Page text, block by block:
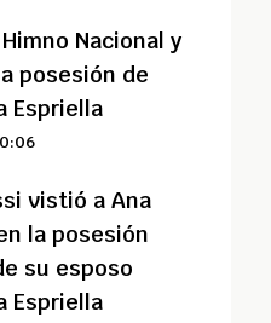
Nacional y
posesión de
Espriella
vistió a Ana
la posesión
su esposo
Espriella